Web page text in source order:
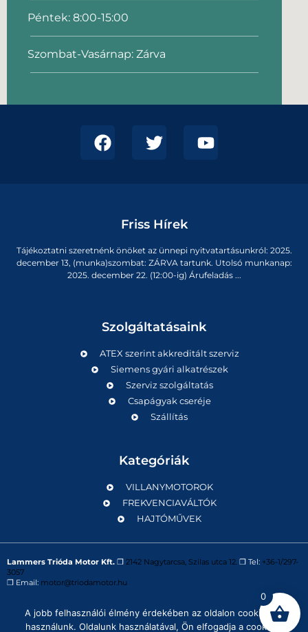
Péntek: 8:00-15:00
Szombat-Vasárnap: Zárva
Friss Hírek
Tájékoztatni szeretnénk önöket az ünnepi nyitvatartásunkról: 2025.
december 13, (munka)szombat: ZÁRVA tartunk. Utolsó munkanap:
2025. december 22. (12:00-ig) Árufeladás ...
Szolgáltatásaink
ATEX szerint akkreditált szerviz
Siemens gyári alkatrészek
Szerviz szolgáltatás
Csapágyak cseréje
Szállítás
Kategóriák
VILLANYMOTOROK
FREKVENCIAVÁLTÓK
HAJTÓMŰVEK
Lammers Trióda Motor Kft. ❒ 2142 Nagytarcsa, Szilas utca 12. ❒ Tel: +36-1/297-
3057
❒ Email: motor@triodamotor.hu
Powered byDigit-Now Kft.
0
A jobb felhasználói élmény érdekében az oldalon cookie-kat
használunk. Oldalunk használatával, Ön elfogadja a cookie-k